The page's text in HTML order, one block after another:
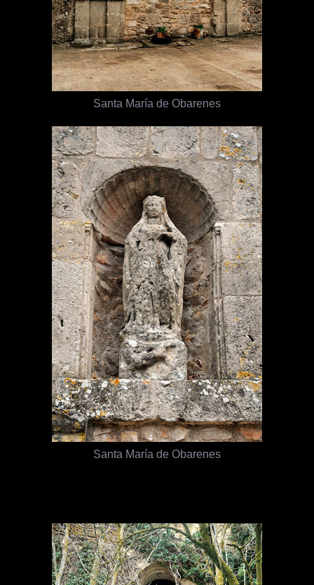
Santa María de Obarenes
Santa María de Obarenes